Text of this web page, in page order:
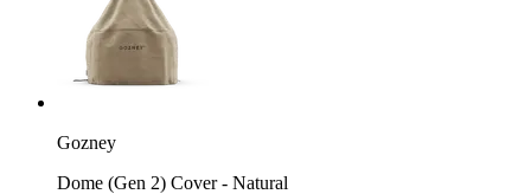
Gozney
Dome (Gen 2) Cover - Natural